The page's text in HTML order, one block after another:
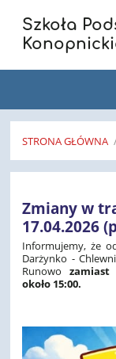
Szkoła
STRONA GŁÓWNA
Zmiany w
17.04.2026
Informujemy, że
Darżynko -
Runowo zamiast
około 15:00.